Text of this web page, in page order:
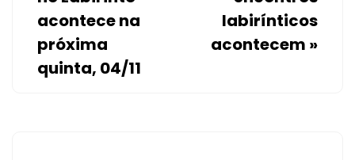
acontece na
próxima
quinta, 04/11
labirínticos
acontecem »